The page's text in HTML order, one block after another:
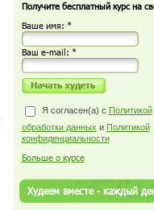
Получите бесплатный курс на
Ваше имя: *
Ваш е-mail: *
Я согласен(а) с Политикой
обработки данных и Политикой
конфиденциальности
Больше о курсе
Худеем вместе - каждый